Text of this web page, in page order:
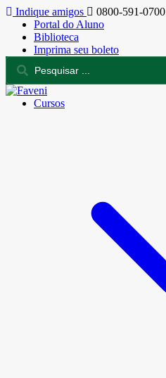
Indique amigos
0800-591-0700
Portal do Aluno
Biblioteca
Imprima seu boleto
Cursos